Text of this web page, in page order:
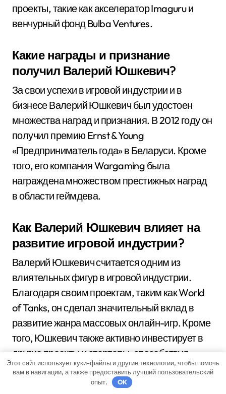
проекты, такие как акселератор Imaguru и
венчурный фонд Bulba Ventures.
Какие награды и признание
получил Валерий Юшкевич?
За свои успехи в игровой индустрии и в
бизнесе Валерий Юшкевич был удостоен
множества наград и признания. В 2012 году он
получил премию Ernst & Young
«Предприниматель года» в Беларуси. Кроме
того, его компания Wargaming была
награждена множеством престижных наград
в области геймдева.
Как Валерий Юшкевич влияет на
развитие игровой индустрии?
Валерий Юшкевич считается одним из
влиятельных фигур в игровой индустрии.
Благодаря своим проектам, таким как World
of Tanks, он сделал значительный вклад в
развитие жанра массовых онлайн-игр. Кроме
того, Юшкевич также активно инвестирует в
другие проекты и стартапы, способствуя
развитию игрового сообщества.
Этот сайт использует куки-файлы и другие технологии, чтобы помочь
вам в навигации, а также предоставить лучший пользовательский
опыт.
OK